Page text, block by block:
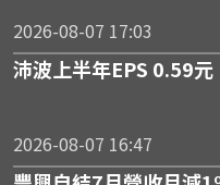
2026-08-07 17:03
沛波上半年EPS 0.59元
2026-08-07 16:47